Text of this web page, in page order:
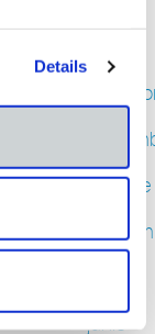
Details
2016
2016
2015
2015
octubre
2015